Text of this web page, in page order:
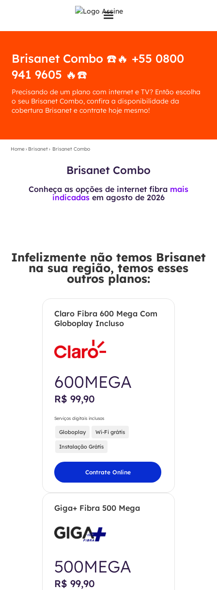
Brisanet Combo ☎️🔥 +55 0800
941 9605 🔥☎️
Precisando de um plano com internet e TV? Então escolha
o seu Brisanet Combo, confira a disponibilidade da
cobertura Brisanet e contrate hoje mesmo!
Home› Brisanet› Brisanet Combo
Brisanet Combo
Conheça as opções de internet fibra mais
indicadas em agosto de 2026
Infelizmente não temos Brisanet
na sua região, temos esses
outros planos:
Claro Fibra 600 Mega Com
Globoplay Incluso
600MEGA
R$ 99,90
Serviços digitais inclusos
Globoplay Wi-Fi grátis
Instalação Grátis
Contrate Online
Giga+ Fibra 500 Mega
500MEGA
R$ 99,90